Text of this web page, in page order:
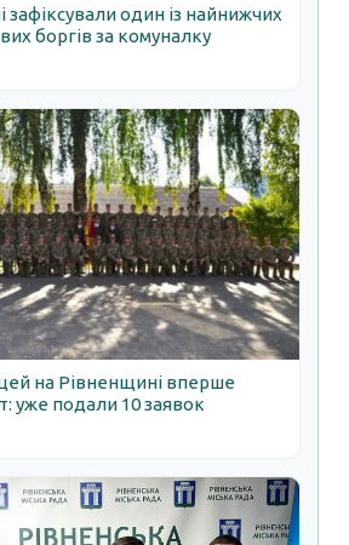
зафіксували один із найнижчих
боргів за комуналку
на Рівненщині вперше
уже подали 10 заявок